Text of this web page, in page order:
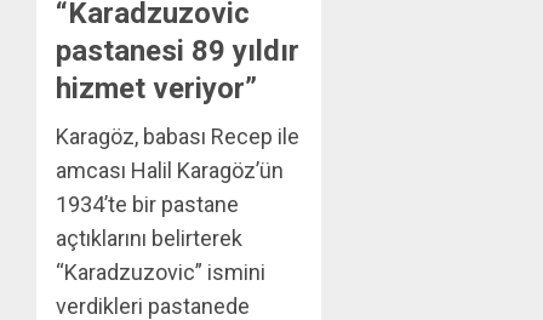
“Karadzuzovic
pastanesi 89 yıldır
hizmet veriyor”
Karagöz, babası Recep ile
amcası Halil Karagöz’ün
1934’te bir pastane
açtıklarını belirterek
“Karadzuzovic” ismini
verdikleri pastanede